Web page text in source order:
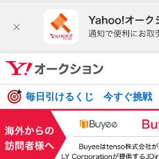
毎日引けるくじ 今すぐ挑戦